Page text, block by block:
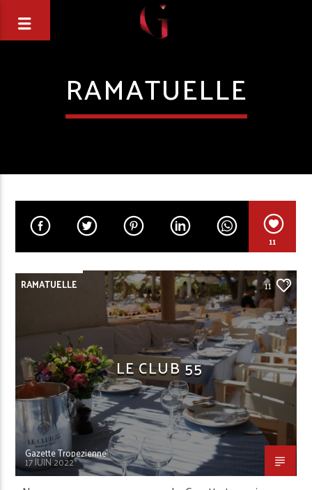
RAMATUELLE
11
RAMATUELLE 11
LE CLUB 55
Gazette Tropezienne
17 JUIN 2022